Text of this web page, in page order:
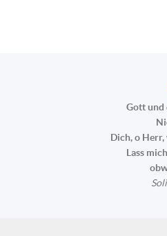
Gott und
Dich, o
Lass